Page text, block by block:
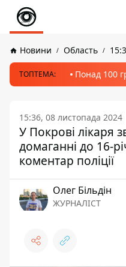
Новини Область
ТОПТЕМА: Понад 100
15:36, 08 листопада 2024
У Покрові лікаря
домаганні до 16-
коментар поліції
Олег Більдін
ЖУРНАЛІСТ